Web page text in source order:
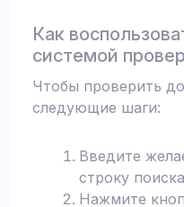
Как
системой
Чтобы проверить
следующие шаги:
Введите
строку
Нажмите